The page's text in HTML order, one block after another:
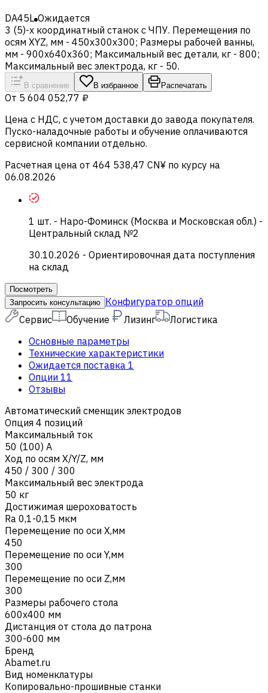
DA45L Ожидается
3 (5)-х координатный станок с ЧПУ. Перемещения по
осям XYZ, мм - 450х300х300; Размеры рабочей ванны,
мм - 900х640х360; Максимальный вес детали, кг - 800;
Максимальный вес электрода, кг - 50.
В сравнение В избранное Распечатать
От 5 604 052,77 ₽
Цена c НДС, с учетом доставки до завода покупателя.
Пуско-наладочные работы и обучение оплачиваются
сервисной компании отдельно.
Расчетная цена от 464 538,47 CN¥ по курсу на
06.08.2026
1 шт. - Наро-Фоминск (Москва и Московская обл.) -
Центральный склад №2
30.10.2026 - Ориентировочная дата поступления
на склад
Посмотреть
Запросить консультацию Конфигуратор опций
Сервис
Обучение Лизинг
Логистика
Основные параметры
Технические характеристики
Ожидается поставка 1
Опции 11
Отзывы
Автоматический сменщик электродов
Опция 4 позиций
Максимальный ток
50 (100) А
Ход по осям X/Y/Z, мм
450 / 300 / 300
Максимальный вес электрода
50 кг
Достижимая шероховатость
Ra 0,1-0,15 мкм
Перемещение по оси X,мм
450
Перемещение по оси Y,мм
300
Перемещение по оси Z,мм
300
Размеры рабочего стола
600х400 мм
Дистанция от стола до патрона
300-600 мм
Бренд
Abamet.ru
Вид номенклатуры
Копировально-прошивные станки